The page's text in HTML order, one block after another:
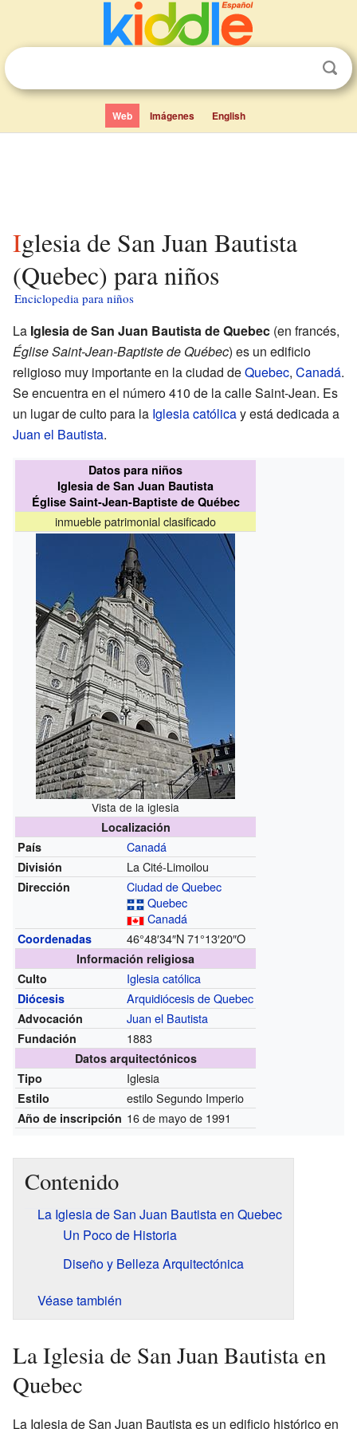
Web Imágenes English
Iglesia de San Juan Bautista
(Quebec) para niños
Enciclopedia para niños
La Iglesia de San Juan Bautista de Quebec (en francés,
Église Saint-Jean-Baptiste de Québec) es un edificio
religioso muy importante en la ciudad deQuebec, Canadá.
Se encuentra en el número 410 de la calle Saint-Jean. Es
un lugar de culto para la Iglesia católicay está dedicada a
Juan el Bautista.
Datos para niños
Iglesia de San Juan Bautista
Église Saint-Jean-Baptiste de Québec
inmueble patrimonial clasificado
Vista de la iglesia
Localización
País
Canadá
División La Cité-Limoilou
Dirección
Ciudad de Quebec
Quebec
Canadá
Coordenadas 46°48′34″N71°13′20″O
Información religiosa
Culto
Iglesia católica
Diócesis Arquidiócesis de Quebec
Advocación Juan el Bautista
Fundación 1883
Datos arquitectónicos
Tipo
Iglesia
Estilo estilo Segundo Imperio
Año de inscripción 16 de mayo de 1991
Contenido
La Iglesia de San Juan Bautista en Quebec
Un Poco de Historia
Diseño y Belleza Arquitectónica
Véase también
La Iglesia de San Juan Bautista en
Quebec
La Iglesia de San Juan Bautista es un edificio histórico en